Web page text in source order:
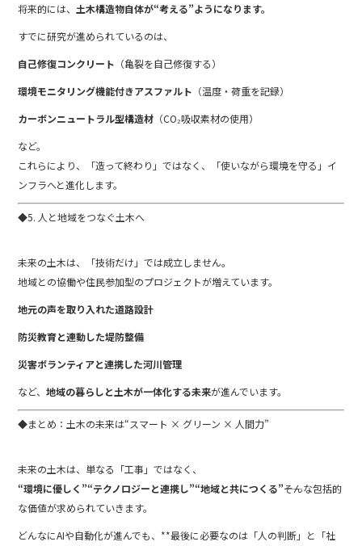
将来的には、 土木構造物自体が“考える”ようになります。
すでに研究が進められているのは、
自己修復コンクリート （亀裂を自己修復する）
環境モニタリング機能付きアスファルト （温度・荷重を記録）
カーボンニュートラル型構造材 （CO₂吸収素材の使用）
など。
これらにより、「造って終わり」ではなく、「使いながら環境を守る」イ
ンフラへと進化します。
◆5. 人と地域をつなぐ土木へ
未来の土木は、「技術だけ」では成立しません。
地域との協働や住民参加型のプロジェクトが増えています。
地元の声を取り入れた道路設計
防災教育と連動した堤防整備
災害ボランティアと連携した河川管理
など、地域の暮らしと土木が一体化する未来が進んでいます。
◆まとめ：土木の未来は“スマート × グリーン × 人間力”
未来の土木は、単なる「工事」ではなく、
“環境に優しく”“テクノロジーと連携し”“地域と共につくる”――そんな包括的
な価値が求められていきます。
どんなにAIや自動化が進んでも、**最後に必要なのは「人の判断」と「社